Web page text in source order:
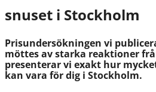
snuset i Stockholm
Prisundersökningen vi
möttes av starka reaktioner
presenterar vi exakt hur
kan vara för dig i Stockholm.